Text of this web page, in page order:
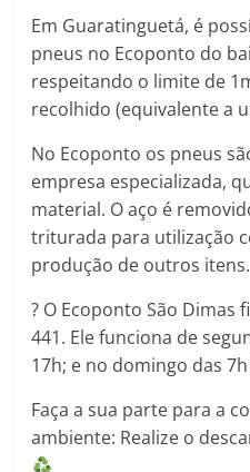
Em Guaratinguetá, é
pneus no Ecoponto do
respeitando o limite de
recolhido (equivalente a
No Ecoponto os pneus
empresa especializada,
material. O aço é
triturada para utilização
produção de outros itens.
? O Ecoponto São Dimas
441. Ele funciona de
17h; e no domingo das
Faça a sua parte para a
ambiente: Realize o